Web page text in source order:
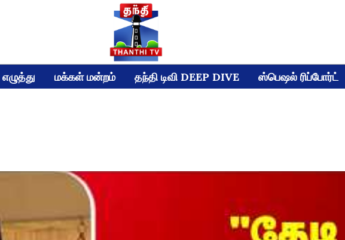
மக்கள் மன்றம் தந்தி டிவி DEEP DIVE ஸ்பெஷல் ரிப்போர்ட்